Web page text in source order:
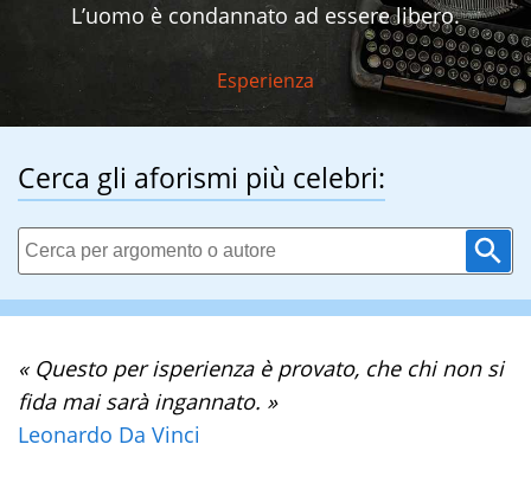
L’uomo è condannato ad essere libero.
Esperienza
Cerca gli aforismi più celebri:
« Questo per isperienza è provato, che chi non si
fida mai sarà ingannato. »
Leonardo Da Vinci